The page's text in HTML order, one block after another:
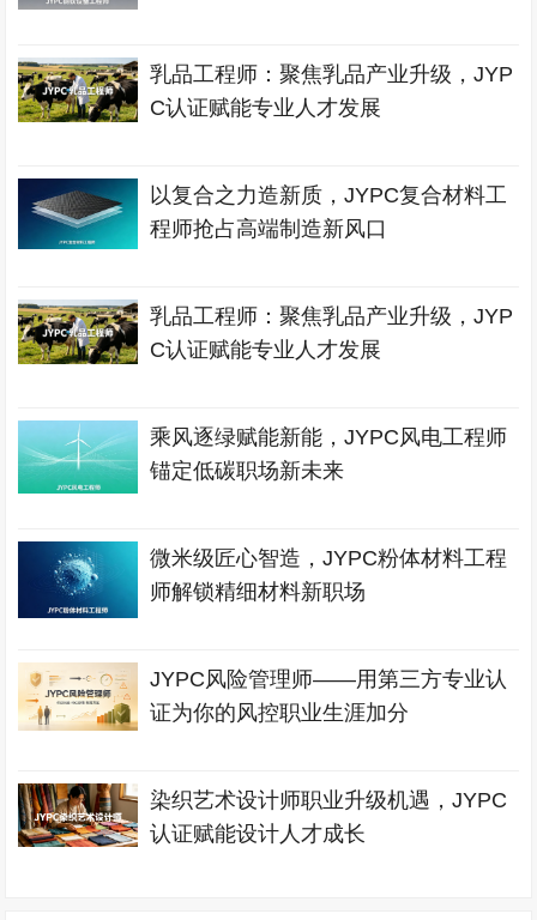
乳品工程师：聚焦乳品产业升级，JYP
C认证赋能专业人才发展
以复合之力造新质，JYPC复合材料工
程师抢占高端制造新风口
乳品工程师：聚焦乳品产业升级，JYP
C认证赋能专业人才发展
乘风逐绿赋能新能，JYPC风电工程师
锚定低碳职场新未来
微米级匠心智造，JYPC粉体材料工程
师解锁精细材料新职场
JYPC风险管理师——用第三方专业认
证为你的风控职业生涯加分
染织艺术设计师职业升级机遇，JYPC
认证赋能设计人才成长